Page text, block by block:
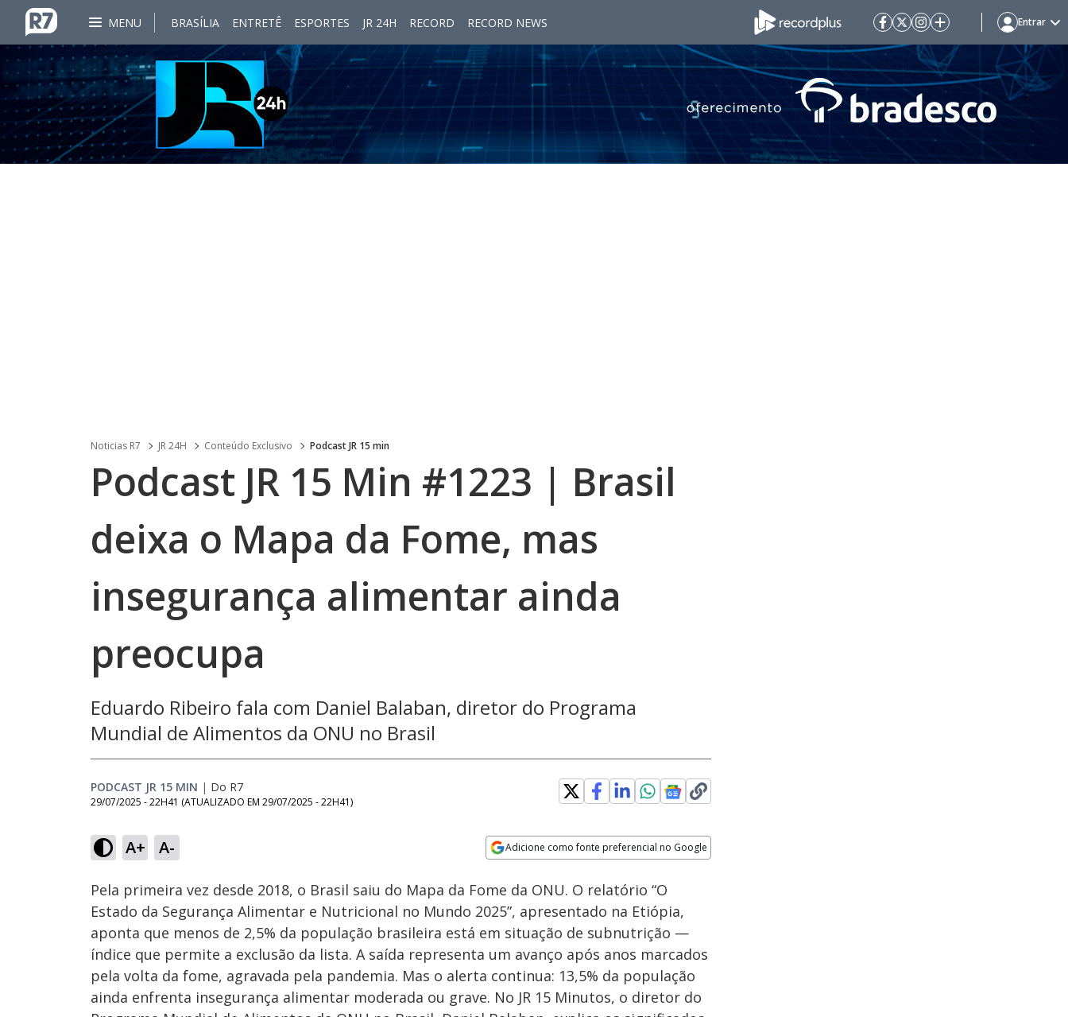
MENU BRASÍLIA ENTRETÊ ESPORTES JR 24H RECORD RECORD NEWS Entrar
Noticias R7 JR 24H Conteúdo Exclusivo Podcast JR 15 min
Podcast JR 15 Min #1223 | Brasil
deixa o Mapa da Fome, mas
insegurança alimentar ainda
preocupa
Eduardo Ribeiro fala com Daniel Balaban, diretor do Programa
Mundial de Alimentos da ONU no Brasil
PODCAST JR 15 MIN | Do R7
29/07/2025 - 22H41 (ATUALIZADO EM 29/07/2025 - 22H41)
A+ A- Adicione como fonte preferencial no Google
Ativar
Som
6.53%
Velocidade
Pela primeira vez desde 2018, o Brasil saiu do Mapa da Fome da ONU. O relatório “O
Estado da Segurança Alimentar e Nutricional no Mundo 2025”, apresentado na Etiópia,
aponta que menos de 2,5% da população brasileira está em situação de subnutrição —
índice que permite a exclusão da lista. A saída representa um avanço após anos marcados
pela volta da fome, agravada pela pandemia. Mas o alerta continua: 13,5% da população
ainda enfrenta insegurança alimentar moderada ou grave. No JR 15 Minutos, o diretor do